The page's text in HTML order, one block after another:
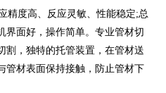
度高、反应灵敏、性能稳定;总
界面好，操作简单。专业管材切
割，独特的托管装置，在管材送
管材表面保持接触，防止管材下